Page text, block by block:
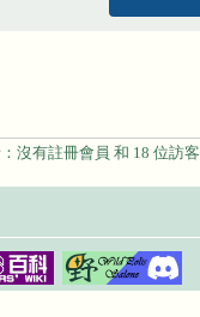
沒有註冊會員 和 18 位訪客